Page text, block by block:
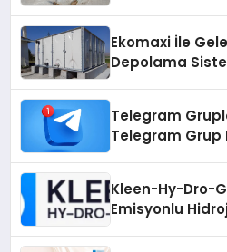
Ekomaxi İle
Depolama
Telegram
Telegram Grup
Kleen-Hy-Dro-
Emisyonlu